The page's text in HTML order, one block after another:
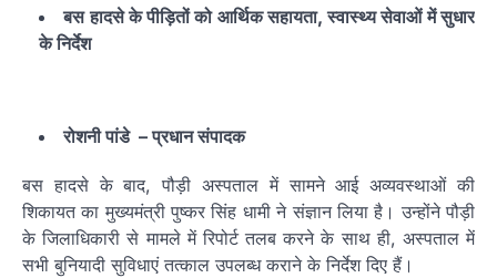
बस हादसे के पीड़ितों को आर्थिक सहायता, स्वास्थ्य सेवाओं में सुधार
के निर्देश
रोशनीपांडे –प्रधानसंपादक
बस हादसे के बाद, पौड़ी अस्पताल में सामने आई अव्यवस्थाओं की
शिकायत का मुख्यमंत्री पुष्कर सिंह धामी ने संज्ञान लिया है। उन्होंने पौड़ी
के जिलाधिकारी से मामले में रिपोर्ट तलब करने के साथ ही, अस्पताल में
सभी बुनियादी सुविधाएं तत्काल उपलब्ध कराने के निर्देश दिए हैं।